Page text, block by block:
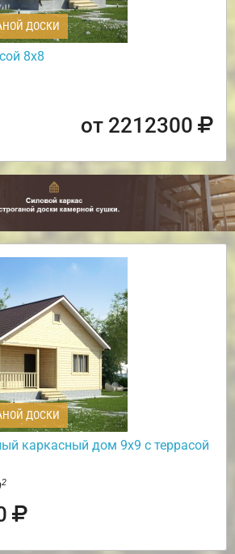
ДОСКИ
8х8
от 2212300
ДОСКИ
каркасный дом 9х9 с террасой
2